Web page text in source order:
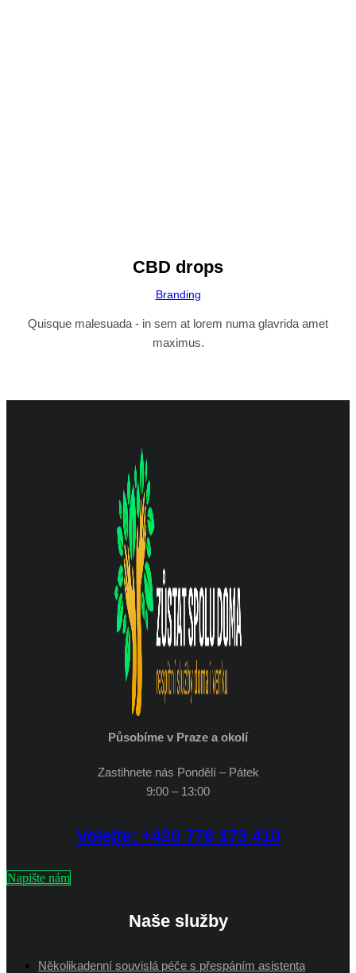
CBD drops
Branding
Quisque malesuada - in sem at lorem numa glavrida amet
maximus.
Působíme v Praze a okolí
Zastihnete nás Pondělí – Pátek
9:00 – 13:00
Volejte: +420 776 173 410
Napište nám
Naše služby
Několikadenní souvislá péče s přespáním asistenta